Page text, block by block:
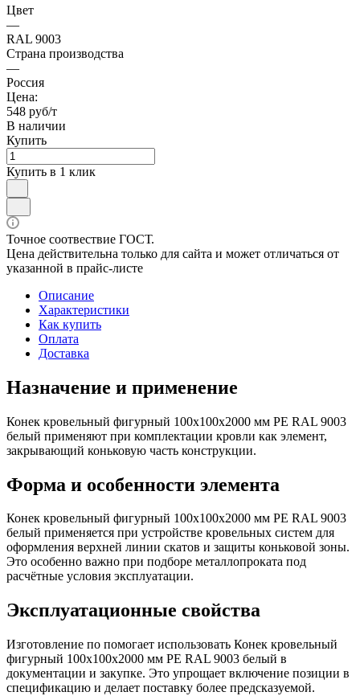
Цвет
—
RAL 9003
Страна производства
—
Россия
Цена:
548 руб/т
В наличии
Купить
Купить в 1 клик
Точное соотвествие ГОСТ.
Цена действительна только для сайта и может отличаться от
указанной в прайс-листе
Описание
Характеристики
Как купить
Оплата
Доставка
Назначение и применение
Конек кровельный фигурный 100х100х2000 мм PE RAL 9003
белый применяют при комплектации кровли как элемент,
закрывающий коньковую часть конструкции.
Форма и особенности элемента
Конек кровельный фигурный 100х100х2000 мм PE RAL 9003
белый применяется при устройстве кровельных систем для
оформления верхней линии скатов и защиты коньковой зоны.
Это особенно важно при подборе металлопроката под
расчётные условия эксплуатации.
Эксплуатационные свойства
Изготовление по помогает использовать Конек кровельный
фигурный 100х100х2000 мм PE RAL 9003 белый в
документации и закупке. Это упрощает включение позиции в
спецификацию и делает поставку более предсказуемой.